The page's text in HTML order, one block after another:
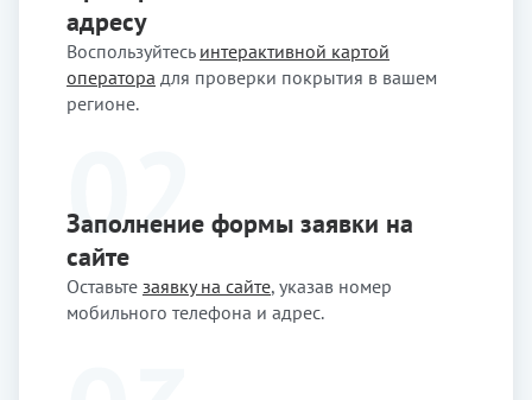
адресу
Воспользуйтесь интерактивной картой
оператора для проверки покрытия в вашем
регионе.
Заполнение формы заявки на
сайте
Оставьте заявку на сайте, указав номер
мобильного телефона и адрес.